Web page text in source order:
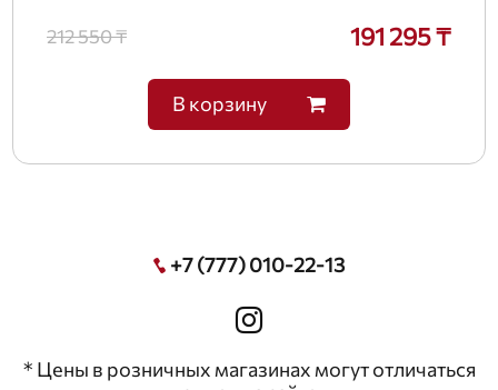
212 550 ₸ 191 295 ₸
В корзину
+7 (777) 010-22-13
* Цены в розничных магазинах могут отличаться